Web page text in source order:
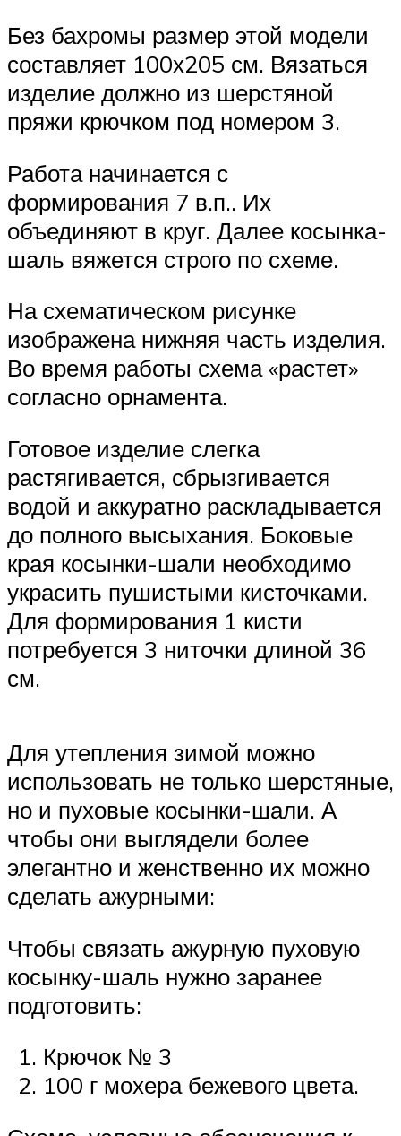
Без бахромы размер этой модели
составляет 100х205 см. Вязаться
изделие должно из шерстяной
пряжи крючком под номером 3.
Работа начинается с
формирования 7 в.п.. Их
объединяют в круг. Далее косынка-
шаль вяжется строго по схеме.
На схематическом рисунке
изображена нижняя часть изделия.
Во время работы схема «растет»
согласно орнамента.
Готовое изделие слегка
растягивается, сбрызгивается
водой и аккуратно раскладывается
до полного высыхания. Боковые
края косынки-шали необходимо
украсить пушистыми кисточками.
Для формирования 1 кисти
потребуется 3 ниточки длиной 36
см.
Для утепления зимой можно
использовать не только шерстяные,
но и пуховые косынки-шали. А
чтобы они выглядели более
элегантно и женственно их можно
сделать ажурными:
Чтобы связать ажурную пуховую
косынку-шаль нужно заранее
подготовить:
Крючок № 3
100 г мохера бежевого цвета.